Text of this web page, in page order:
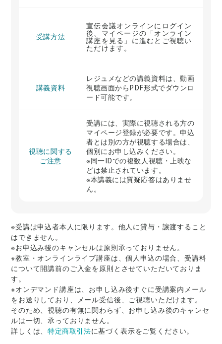
受講方法
宣伝会議オンラインにログイン
後、マイページの「オンライン
講座を見る」に進むとご視聴い
ただけます。
講義資料
レジュメなどの講義資料は、動画
視聴画面からPDF形式でダウンロ
ード可能です。
視聴に関する
ご注意
受講には、実際に視聴される方の
マイページ登録が必要です。申込
者とは別の方が視聴する場合は、
個別にお申し込みください。
※同一IDでの複数人視聴・上映な
どは禁止されています。
※本講義には質疑応答はありませ
ん。
※受講は申込者本人に限ります。他人に貸与・譲渡すること
はできません。
※お申込み後のキャンセルは原則承っておりません。
※教室・オンラインライブ講座は、個人申込の場合、受講料
について開講前のご入金を原則とさせていただいておりま
す。
※オンデマンド講座は、お申し込み後すぐに受講案内メール
をお送りしており、メール受信後、ご視聴いただけます。
そのため、視聴の有無に関わらず、お申し込み後のキャンセ
ルは一切、承っておりません。
詳しくは、特定商取引法に基づく表示をご覧ください。